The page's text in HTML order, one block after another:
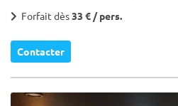
Forfait dès33 € / pers.
Contacter